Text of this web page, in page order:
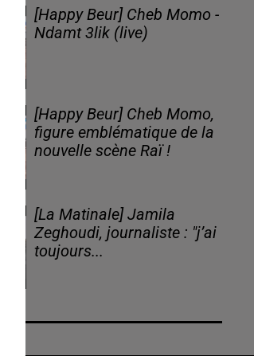
[Happy Beur] Cheb Momo -
Ndamt 3lik (live)
[Happy Beur] Cheb Momo,
figure emblématique de la
nouvelle scène Raï !
[La Matinale] Jamila
Zeghoudi, journaliste : "j’ai
toujours...